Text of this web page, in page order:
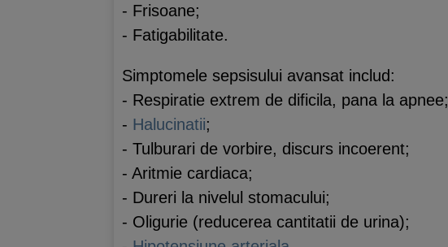
- Frisoane;
- Fatigabilitate.
Simptomele sepsisului avansat includ:
- Respiratie extrem de dificila, pana la apnee;
- Halucinatii;
- Tulburari de vorbire, discurs incoerent;
- Aritmie cardiaca;
- Dureri la nivelul stomacului;
- Oligurie (reducerea cantitatii de urina);